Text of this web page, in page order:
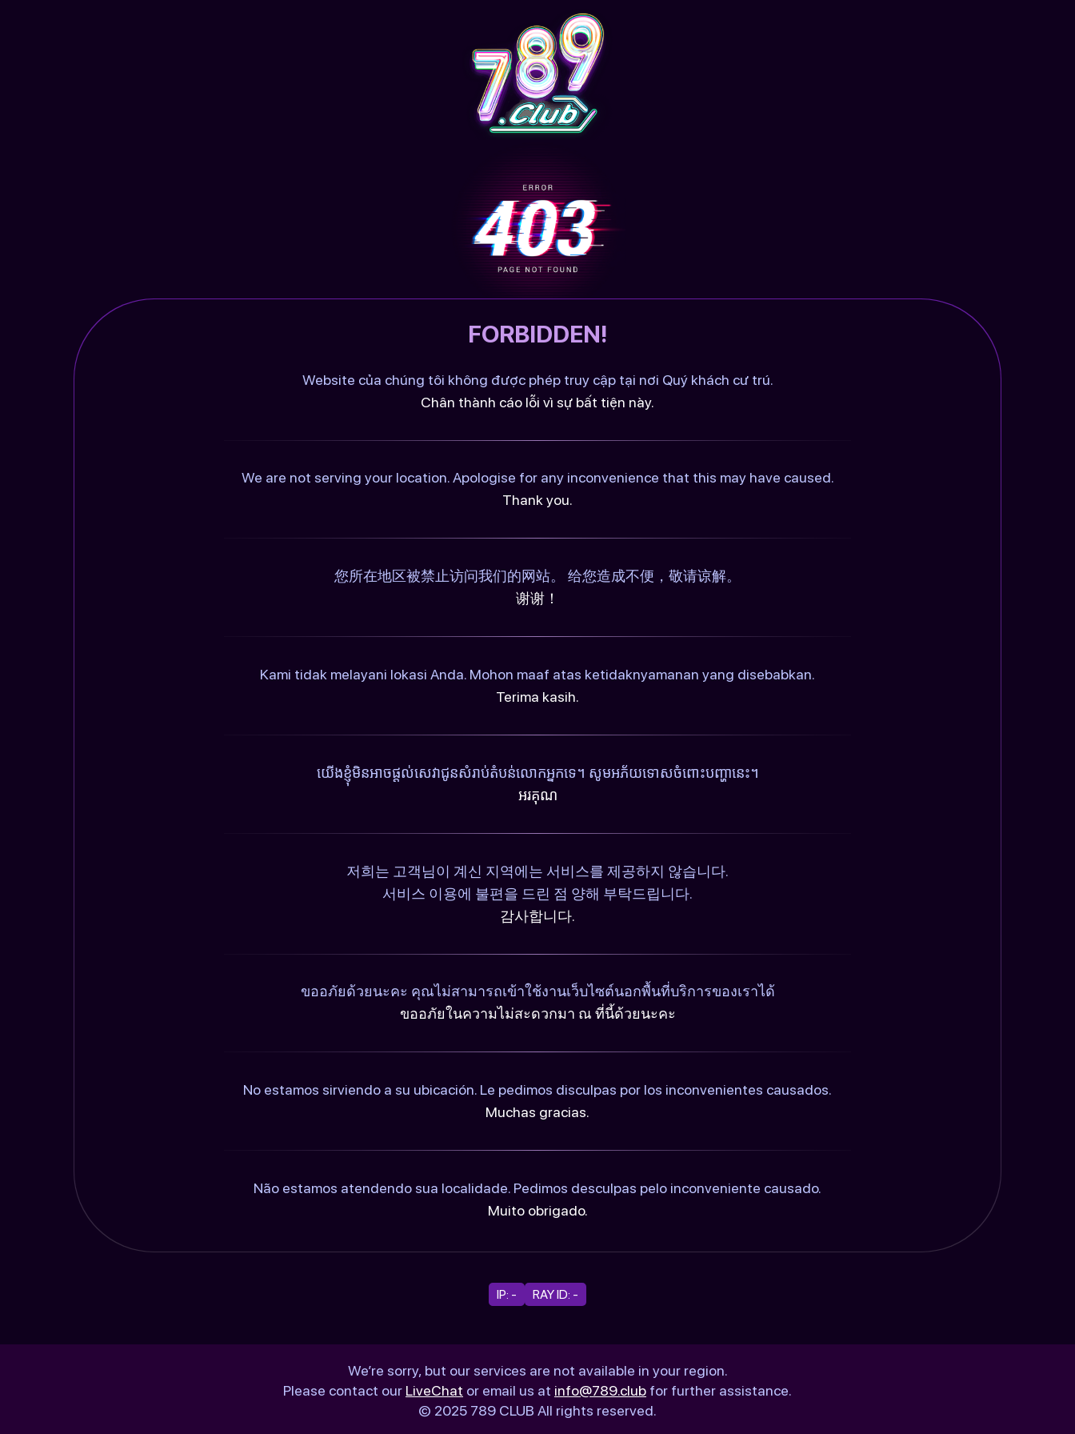
FORBIDDEN!
Website của chúng tôi không được phép truy cập tại nơi Quý khách cư trú.
Chân thành cáo lỗi vì sự bất tiện này.
We are not serving your location. Apologise for any inconvenience that this may have caused.
Thank you.
您所在地区被禁止访问我们的网站。 给您造成不便，敬请谅解。
谢谢！
Kami tidak melayani lokasi Anda. Mohon maaf atas ketidaknyamanan yang disebabkan.
Terima kasih.
យើងខ្ញុំមិនអាចផ្តល់សេវាជូនសំរាប់តំបន់លោកអ្នកទេ។ សូមអភ័យទោសចំពោះបញ្ហានេះ។
អរគុណ
저희는 고객님이 계신 지역에는 서비스를 제공하지 않습니다.
서비스 이용에 불편을 드린 점 양해 부탁드립니다.
감사합니다.
ขออภัยด้วยนะคะ คุณไม่สามารถเข้าใช้งานเว็บไซต์นอกพื้นที่บริการของเราได้
ขออภัยในความไม่สะดวกมา ณ ที่นี้ด้วยนะคะ
No estamos sirviendo a su ubicación. Le pedimos disculpas por los inconvenientes causados.
Muchas gracias.
Não estamos atendendo sua localidade. Pedimos desculpas pelo inconveniente causado.
Muito obrigado.
IP: - RAY ID: -
We’re sorry, but our services are not available in your region.
Please contact our LiveChat or email us at info@789.club for further assistance.
© 2025 789 CLUB All rights reserved.